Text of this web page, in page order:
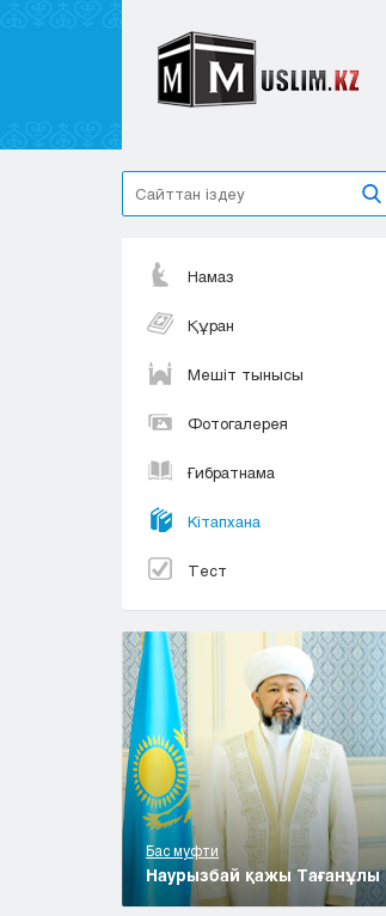
Намаз
Құран
Мешіт тынысы
Фотогалерея
Ғибратнама
Кітапхана
Тест
Бас муфти
Наурызбай қажы Тағанұлы